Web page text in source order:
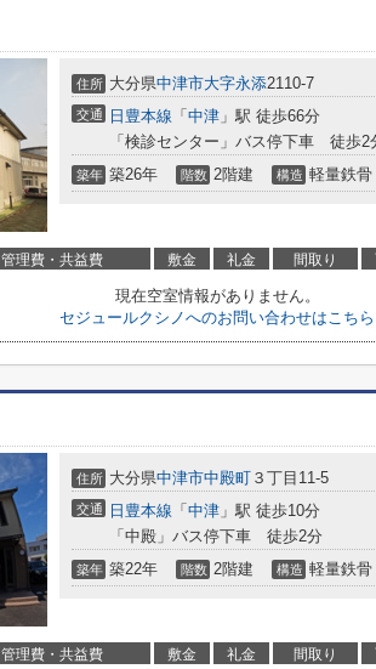
住所 大分県中津市大字永添2110-7
交通 日豊本線 「 中津 」駅 徒歩66分
「検診センター」バス停下車 徒歩2
築年 築26年 階数 2階建 構造 軽量鉄骨
管理費・共益費 敷金 礼金 間取り
現在空室情報がありません。
セジュールクシノへのお問い合わせはこちら
住所 大分県中津市中殿町 ３丁目11-5
交通 日豊本線 「 中津 」駅 徒歩10分
「中殿」バス停下車 徒歩2分
築年 築22年 階数 2階建 構造 軽量鉄骨
管理費・共益費 敷金 礼金 間取り